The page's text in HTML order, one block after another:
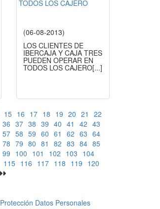
(06-08-2013)
LOS CLIENTES DE
IBERCAJA Y CAJA TRES
PUEDEN OPERAR EN
TODOS LOS CAJERO[...]
15 16 17 18 19 20 21
22
36 37 38 39 40 41 42 43
57 58 59 60 61 62 63 64
78 79 80 81 82 83 84 85
99 100 101 102 103 104
115 116 117 118 119 120
Protección Datos Personales